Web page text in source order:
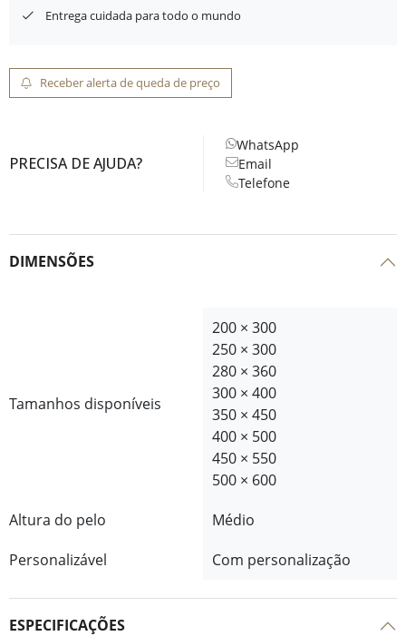
Entrega cuidada para todo o mundo
Receber alerta de queda de preço
PRECISA DE AJUDA?
WhatsApp
Email
Telefone
DIMENSÕES
Tamanhos disponíveis
200 × 300
250 × 300
280 × 360
300 × 400
350 × 450
400 × 500
450 × 550
500 × 600
Altura do pelo
Médio
Personalizável
Com personalização
ESPECIFICAÇÕES